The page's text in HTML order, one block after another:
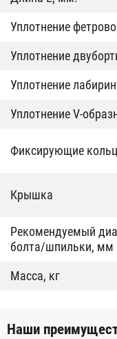
Уплотнение
Уплотнение
Уплотнение
Уплотнение V-
Фиксирующие
Крышка
Рекомендуемый
болта/шпильки, мм
Масса, кг
Наши